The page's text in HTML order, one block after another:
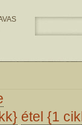
étel {1